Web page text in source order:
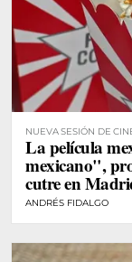
NUEVA SESIÓN DE
La película
mexicano",
cutre en
ANDRÉS FIDALGO